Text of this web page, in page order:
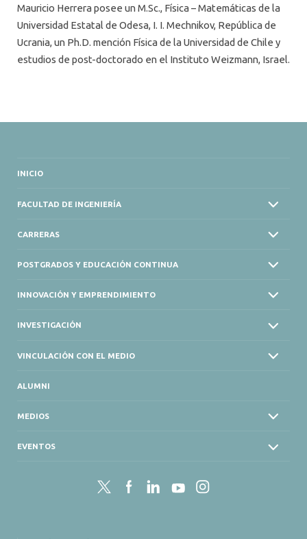
Mauricio Herrera posee un M.Sc., Física – Matemáticas de la
Universidad Estatal de Odesa, I. I. Mechnikov, República de
Ucrania, un Ph.D. mención Física de la Universidad de Chile y
estudios de post-doctorado en el Instituto Weizmann, Israel.
INICIO
FACULTAD DE INGENIERÍA
CARRERAS
POSTGRADOS Y EDUCACIÓN CONTINUA
INNOVACIÓN Y EMPRENDIMIENTO
INVESTIGACIÓN
VINCULACIÓN CON EL MEDIO
ALUMNI
MEDIOS
EVENTOS
Twitter FacebookLinkedInYouTubeInstagram